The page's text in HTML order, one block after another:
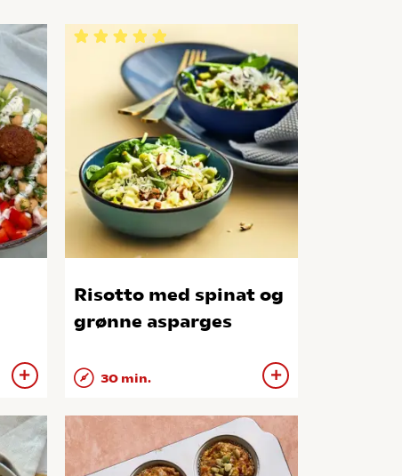
Risotto med spinat og
grønne asparges
30 min.